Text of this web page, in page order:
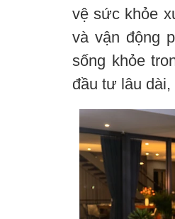
vệ sức khỏe
và vận động
sống khỏe
đầu tư lâu